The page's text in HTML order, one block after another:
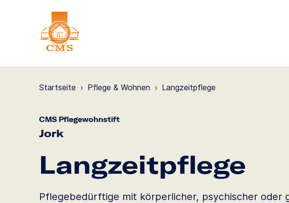
Startseite › Pflege & Wohnen › Langzeit­pflege
CMS Pflegewohnstift
Jork
Langzeit­pflege
Pflegebedürftige mit körperlicher, psychischer oder